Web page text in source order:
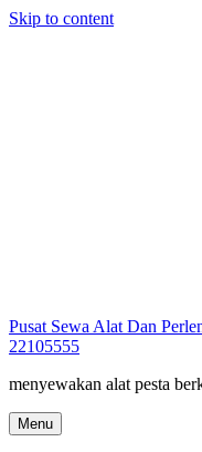
Skip to content
Pusat Sewa Alat Dan
22105555
menyewakan alat pesta
Menu